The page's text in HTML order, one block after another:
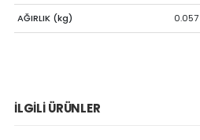
AĞIRLIK (kg) 0.057
İLGILI ÜRÜNLER